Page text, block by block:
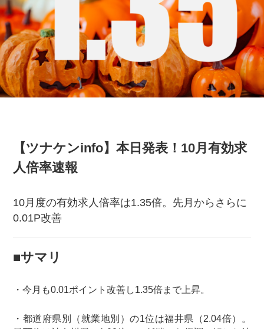
【ツナケンinfo】本日発表！10月有効求
人倍率速報
10月度の有効求人倍率は1.35倍。先月からさらに
0.01P改善
■サマリ
・今月も0.01ポイント改善し1.35倍まで上昇。
・都道府県別（就業地別）の1位は福井県（2.04倍）。